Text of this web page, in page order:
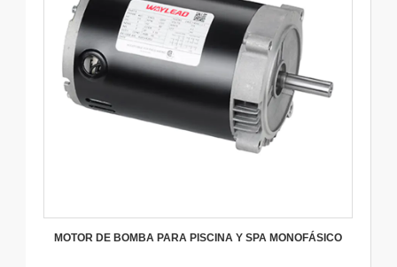
MOTOR DE BOMBA PARA PISCINA Y SPA MONOFÁSICO